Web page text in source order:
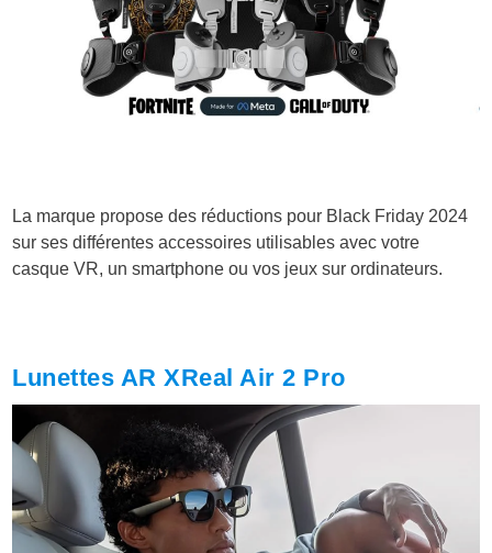
La marque propose des réductions pour Black Friday 2024
sur ses différentes accessoires utilisables avec votre
casque VR, un smartphone ou vos jeux sur ordinateurs.
Lunettes AR XReal Air 2 Pro